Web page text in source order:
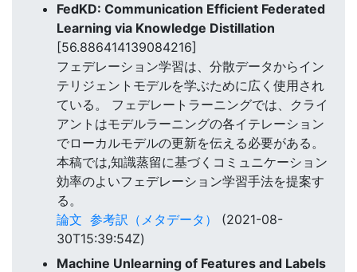
FedKD: Communication Efficient Federated
Learning via Knowledge Distillation
[56.886414139084216]
フェデレーション学習は、分散データからイン
テリジェントモデルを学ぶために広く使用され
ている。 フェデレートラーニングでは、クライ
アントはモデルラーニングの各イテレーション
でローカルモデルの更新を伝える必要がある。
本稿では,知識蒸留に基づくコミュニケーション
効率のよいフェデレーション学習手法を提案す
る。
論文 参考訳（メタデータ）
(2021-08-
30T15:39:54Z)
Machine Unlearning of Features and Labels